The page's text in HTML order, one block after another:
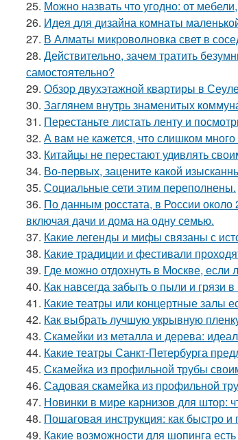
25. Можно назвать что угодно: от
26. Идея для дизайна комнаты
27. В Алматы микроволновка свет в
28. Действительно, зачем тратить
самостоятельно?
29. Обзор двухэтажной квартиры в
30. Заглянем внутрь знаменитых
31. Перестаньте листать ленту и
32. А вам не кажется, что слишком
33. Китайцы не перестают удивлять
34. Во-первых, зацените какой
35. Социальные сети этим переполнены.
36. По данным росстата, в России
включая дачи и дома на одну семью.
37. Какие легенды и мифы связаны с
38. Какие традиции и фестивали
39. Где можно отдохнуть в Москве, если
40. Как навсегда забыть о пыли и грязи
41. Какие театры или концертные залы
42. Как выбрать лучшую укрывную
43. Скамейки из металла и дерева:
44. Какие театры Санкт-Петербурга
45. Скамейка из профильной трубы
46. Садовая скамейка из профильной
47. Новинки в мире карнизов для штор:
48. Пошаговая инструкция: как быстро и
49. Какие возможности для шопинга